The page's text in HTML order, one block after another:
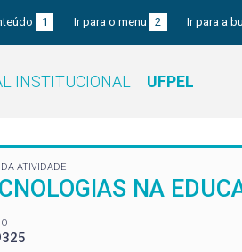
1 Ir para o menu 2 Ir para a
INSTITUCIONAL UFPEL
ATIVIDADE
NA